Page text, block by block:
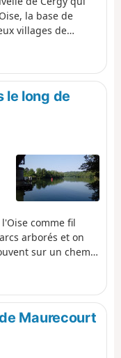
la base de
villages de
à Conflans-
à la confluence
le long de
comme fil
arborés et on
sur un chemin
peintre
Maurecourt